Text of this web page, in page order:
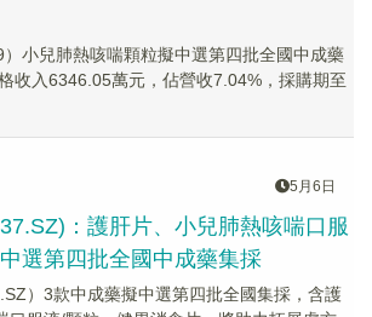
小兒肺熱咳喘顆粒擬中選第四批全國中成藥
收入6346.05萬元，佔營收7.04%，採購期至
5月6日
：護肝片、小兒肺熱咳喘口服
選第四批全國中成藥集採
）3款中成藥擬中選第四批全國集採，含護